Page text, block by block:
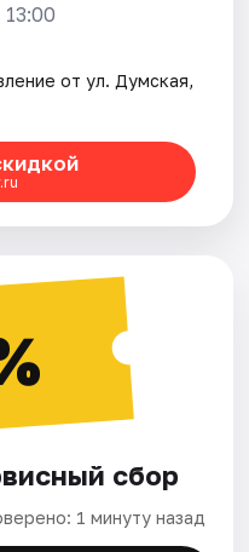
13:00
от ул. Думская,
сбор
1 минуту назад